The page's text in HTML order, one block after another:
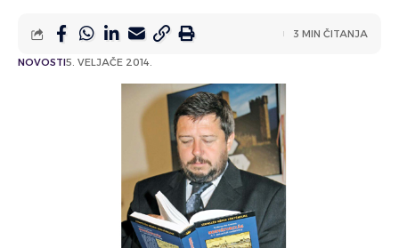
NOVOSTI5. VELJAČE 2014.
3 MIN ČITANJA